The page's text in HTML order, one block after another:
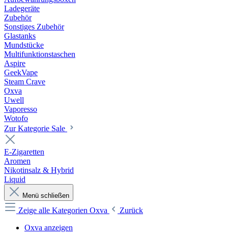
Ladegeräte
Zubehör
Sonstiges Zubehör
Glastanks
Mundstücke
Multifunktionstaschen
Aspire
GeekVape
Steam Crave
Oxva
Uwell
Vaporesso
Wotofo
Zur Kategorie Sale
E-Zigaretten
Aromen
Nikotinsalz & Hybrid
Liquid
Menü schließen
Zeige alle Kategorien Oxva
Zurück
Oxva anzeigen